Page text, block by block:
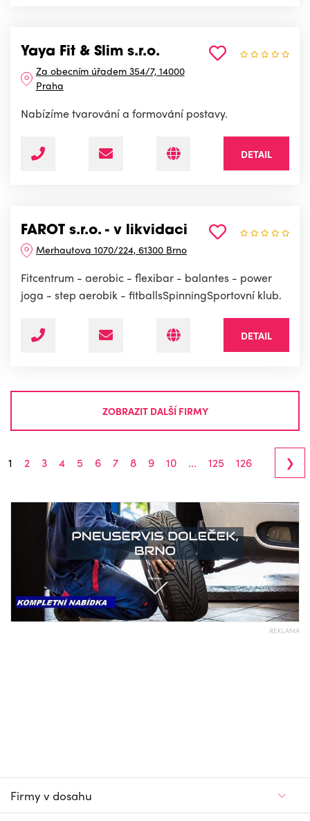
Yaya Fit & Slim s.r.o.
Za obecním úřadem 354/7, 14000
Praha
Nabízíme tvarování a formování postavy.
DETAIL
FAROT s.r.o. - v likvidaci
Merhautova 1070/224, 61300 Brno
Fitcentrum - aerobic - flexibar - balantes - power
joga - step aerobik - fitballsSpinningSportovní klub.
DETAIL
ZOBRAZIT DALŠÍ FIRMY
1 2 3 4 5 6 7 8 9 10 ... 125 126 ›
REKLAMA
Firmy v dosahu